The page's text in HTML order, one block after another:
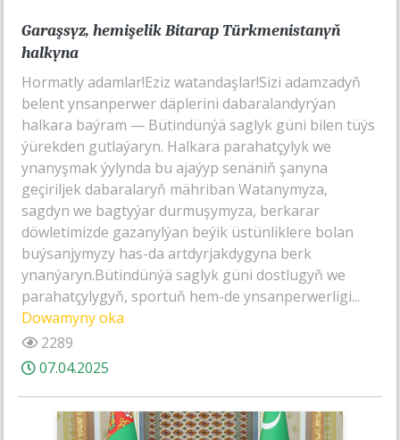
Garaşsyz, hemişelik Bitarap Türkmenistanyň
halkyna
Hormatly adamlar!Eziz watandaşlar!Sizi adamzadyň
belent ynsanperwer däplerini dabaralandyrýan
halkara baýram — Bütindünýä saglyk güni bilen tüýs
ýürekden gutlaýaryn. Halkara parahatçylyk we
ynanyşmak ýylynda bu ajaýyp senäniň şanyna
geçiriljek dabaralaryň mähriban Watanymyza,
sagdyn we bagtyýar durmuşymyza, berkarar
döwletimizde gazanylýan beýik üstünliklere bolan
buýsanjymyzy has-da artdyrjakdygyna berk
ynanýaryn.Bütindünýä saglyk güni dostlugyň we
parahatçylygyň, sportuň hem-de ynsanperwerligi...
Dowamyny oka
2289
07.04.2025